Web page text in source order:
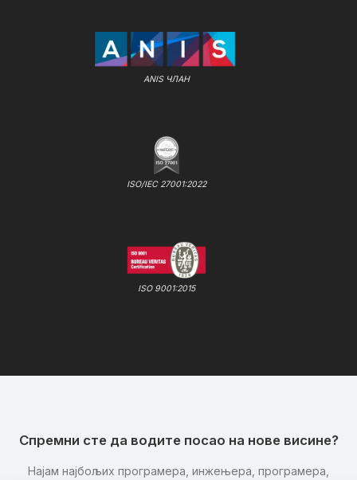
ANIS ЧЛАН
ISO/IEC 27001:2022
ISO 9001:2015
Спремни сте да водите посао на нове висине?
Најам најбољих програмера, инжењера, програмера,